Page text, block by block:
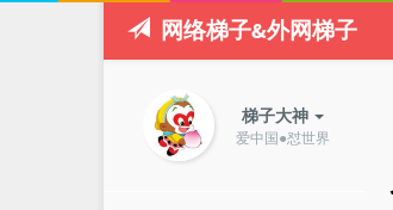
网络梯子&外网梯子
梯子大神
爱中国●怼世界